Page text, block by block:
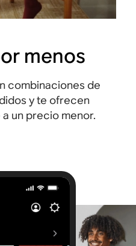
menos
combinaciones de
y te ofrecen
un precio menor.